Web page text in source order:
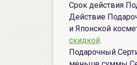
Срок действия
Действие
и Японской
скидкой.
Подарочный